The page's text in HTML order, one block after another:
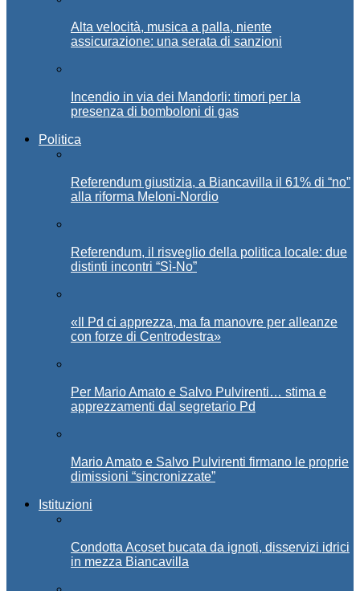
Alta velocità, musica a palla, niente
assicurazione: una serata di sanzioni
Incendio in via dei Mandorli: timori per la
presenza di bomboloni di gas
Politica
Referendum giustizia, a Biancavilla il 61% di “no”
alla riforma Meloni-Nordio
Referendum, il risveglio della politica locale: due
distinti incontri “Sì-No”
«Il Pd ci apprezza, ma fa manovre per alleanze
con forze di Centrodestra»
Per Mario Amato e Salvo Pulvirenti… stima e
apprezzamenti dal segretario Pd
Mario Amato e Salvo Pulvirenti firmano le proprie
dimissioni “sincronizzate”
Istituzioni
Condotta Acoset bucata da ignoti, disservizi idrici
in mezza Biancavilla